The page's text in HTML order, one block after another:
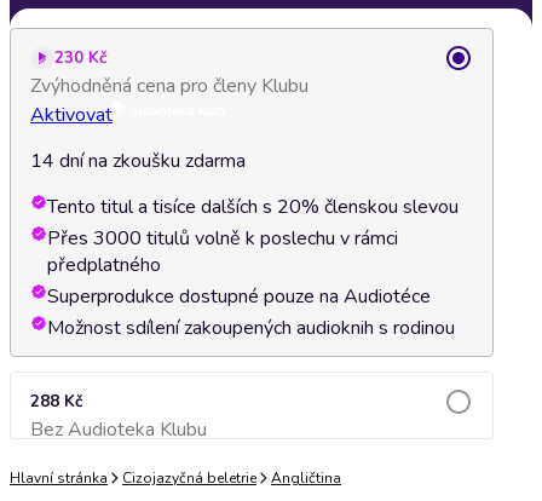
230 Kč
Zvýhodněná cena pro členy Klubu
Aktivovat
14 dní na zkoušku zdarma
Tento titul a tisíce dalších s 20% členskou slevou
Přes 3000 titulů volně k poslechu v rámci
předplatného
Superprodukce dostupné pouze na Audiotéce
Možnost sdílení zakoupených audioknih s rodinou
288 Kč
Bez Audioteka KlubuPřidat do košíku
Hlavní stránka Cizojazyčná beletrie Angličtina